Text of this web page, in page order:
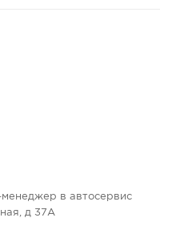
менеджер в автосервис
д 37А